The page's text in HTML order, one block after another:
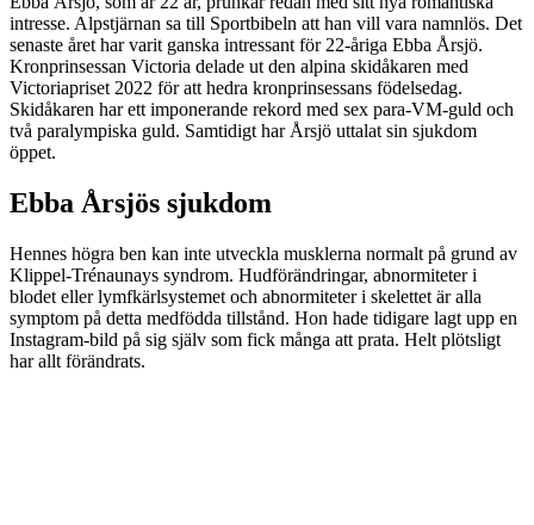
intresse. Alpstjärnan sa till Sportbibeln att han vill vara namnlös. Det
senaste året har varit ganska intressant för 22-åriga Ebba Årsjö.
Kronprinsessan Victoria delade ut den alpina skidåkaren med
Victoriapriset 2022 för att hedra kronprinsessans födelsedag.
Skidåkaren har ett imponerande rekord med sex para-VM-guld och
två paralympiska guld. Samtidigt har Årsjö uttalat sin sjukdom
öppet.
Ebba Årsjös sjukdom
Hennes högra ben kan inte utveckla musklerna normalt på grund av
Klippel-Trénaunays syndrom. Hudförändringar, abnormiteter i
blodet eller lymfkärlsystemet och abnormiteter i skelettet är alla
symptom på detta medfödda tillstånd. Hon hade tidigare lagt upp en
Instagram-bild på sig själv som fick många att prata. Helt plötsligt
har allt förändrats.